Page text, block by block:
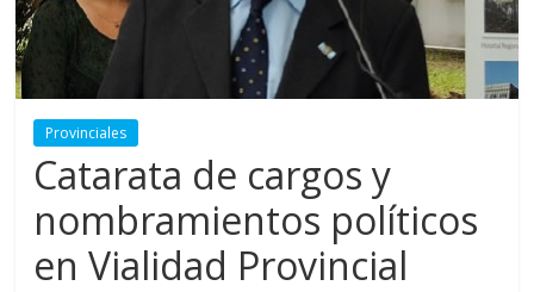
Provinciales
Catarata de cargos y
nombramientos políticos
en Vialidad Provincial